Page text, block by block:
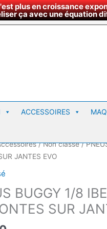
plus en croissance
ça avec une équation
Nous rendre visite
ACCESSOIRES
/Non classé/
JANTES EVO
BUGGY 1/8
SUR